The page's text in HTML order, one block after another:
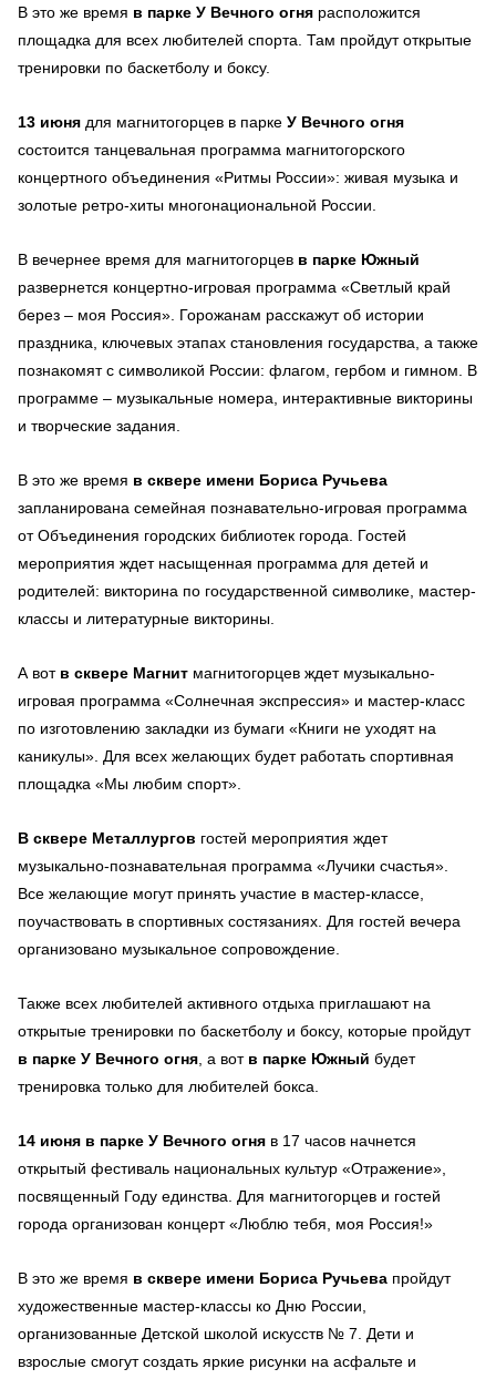
В это же время в парке У Вечного огня расположится
площадка для всех любителей спорта. Там пройдут открытые
тренировки по баскетболу и боксу.
13 июня для магнитогорцев в парке У Вечного огня
состоится танцевальная программа магнитогорского
концертного объединения «Ритмы России»: живая музыка и
золотые ретро-хиты многонациональной России.
В вечернее время для магнитогорцев в парке Южный
развернется концертно-игровая программа «Светлый край
берез – моя Россия». Горожанам расскажут об истории
праздника, ключевых этапах становления государства, а также
познакомят с символикой России: флагом, гербом и гимном. В
программе – музыкальные номера, интерактивные викторины
и творческие задания.
В это же время в сквере имени Бориса Ручьева
запланирована семейная познавательно-игровая программа
от Объединения городских библиотек города. Гостей
мероприятия ждет насыщенная программа для детей и
родителей: викторина по государственной символике, мастер-
классы и литературные викторины.
А вот в сквере Магнит магнитогорцев ждет музыкально-
игровая программа «Солнечная экспрессия» и мастер-класс
по изготовлению закладки из бумаги «Книги не уходят на
каникулы». Для всех желающих будет работать спортивная
площадка «Мы любим спорт».
В сквере Металлургов гостей мероприятия ждет
музыкально-познавательная программа «Лучики счастья».
Все желающие могут принять участие в мастер-классе,
поучаствовать в спортивных состязаниях. Для гостей вечера
организовано музыкальное сопровождение.
Также всех любителей активного отдыха приглашают на
открытые тренировки по баскетболу и боксу, которые пройдут
в парке У Вечного огня , а вот в парке Южный будет
тренировка только для любителей бокса.
14 июня в парке У Вечного огня в 17 часов начнется
открытый фестиваль национальных культур «Отражение»,
посвященный Году единства. Для магнитогорцев и гостей
города организован концерт «Люблю тебя, моя Россия!»
В это же время в сквере имени Бориса Ручьева пройдут
художественные мастер-классы ко Дню России,
организованные Детской школой искусств № 7. Дети и
взрослые смогут создать яркие рисунки на асфальте и